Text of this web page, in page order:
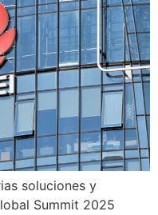
soluciones y
Summit 2025